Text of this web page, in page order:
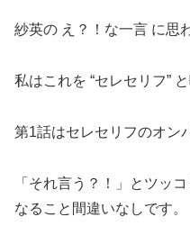
紗英の え？！な一言 に思
私はこれを “セレセリフ”
第1話はセレセリフのオン
「それ言う？！」とツッ
なること間違いなしです。